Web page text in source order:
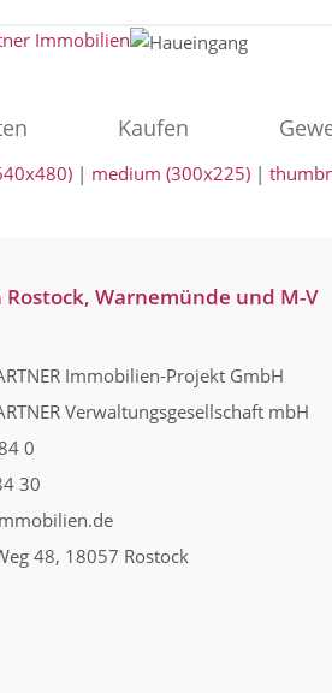
Kaufen
| medium (300x225) |
Warnemünde und M-V
Immobilien-Projekt GmbH
Verwaltungsgesellschaft mbH
0
30
48, 18057 Rostock